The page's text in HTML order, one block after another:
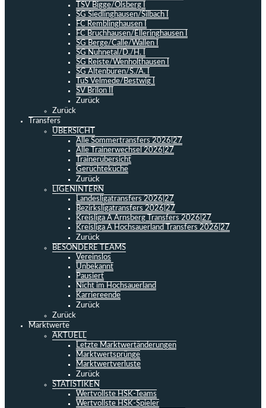
TSV Bigge/Olsberg I
SG Siedlinghausen/Silbach I
FC Remblinghausen I
FC Bruchhausen/Elleringhausen I
SG Berge/Calle/Wallen I
SG Nuhnetal/D./H. I
SG Reiste/Wenholthausen I
SG Altenbüren/S./A. I
TuS Velmede/Bestwig I
SV Brilon II
Zurück
Zurück
Transfers
ÜBERSICHT
Alle Sommertransfers 2026|27
Alle Trainerwechsel 2026|27
Trainerübersicht
Gerüchteküche
Zurück
LIGENINTERN
Landesligatransfers 2026|27
Bezirksligatransfers 2026|27
Kreisliga A Arnsberg Transfers 2026|27
Kreisliga A Hochsauerland Transfers 2026|27
Zurück
BESONDERE TEAMS
Vereinslos
Unbekannt
Pausiert
Nicht im Hochsauerland
Karriereende
Zurück
Zurück
Marktwerte
AKTUELL
Letzte Marktwertänderungen
Marktwertsprünge
Marktwertverluste
Zurück
STATISTIKEN
Wertvollste HSK-Teams
Wertvollste HSK-Spieler